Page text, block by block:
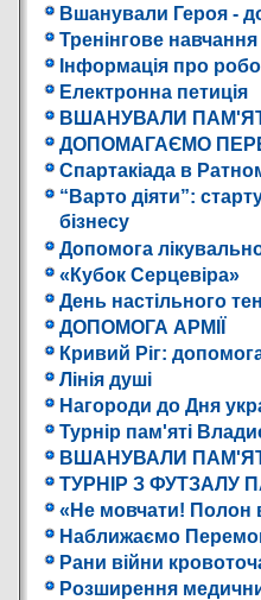
Вшанували Героя -
Тренінгове
Інформація про
Електронна петиція
ВШАНУВАЛИ
ДОПОМАГАЄМО
Спартакіада в
“Варто діяти”:
бізнесу
Допомога
«Кубок Серцевіра»
День настільного
ДОПОМОГА АРМІЇ
Кривий Ріг:
Лінія душі
Нагороди до Дня
Турнір пам'яті
ВШАНУВАЛИ
ТУРНІР З ФУТЗАЛУ
«Не мовчати! Полон
Наближаємо
Рани війни
Розширення